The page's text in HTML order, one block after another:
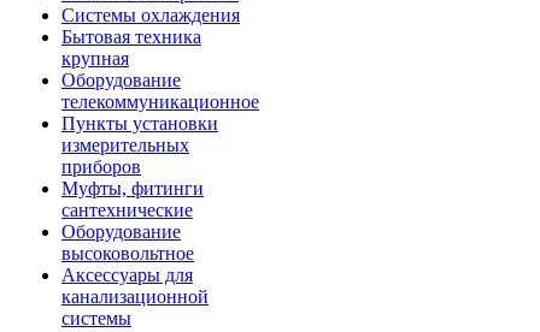
Системы охлаждения
Бытовая техника
крупная
Оборудование
телекоммуникационное
Пункты установки
измерительных
приборов
Муфты, фитинги
сантехнические
Оборудование
высоковольтное
Аксессуары для
канализационной
системы